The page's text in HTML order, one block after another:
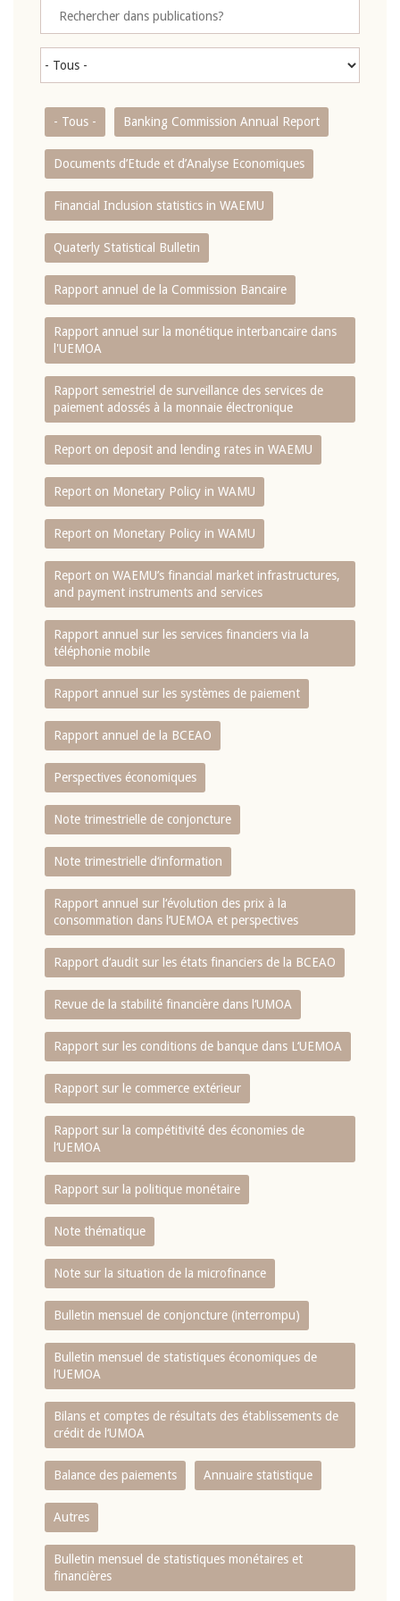
- Tous - Banking Commission Annual Report
Documents d’Etude et d’Analyse Economiques
Financial Inclusion statistics in WAEMU
Quaterly Statistical Bulletin
Rapport annuel de la Commission Bancaire
Rapport annuel sur la monétique interbancaire dans
l'UEMOA
Rapport semestriel de surveillance des services de
paiement adossés à la monnaie électronique
Report on deposit and lending rates in WAEMU
Report on Monetary Policy in WAMU
Report on Monetary Policy in WAMU
Report on WAEMU’s financial market infrastructures,
and payment instruments and services
Rapport annuel sur les services financiers via la
téléphonie mobile
Rapport annuel sur les systèmes de paiement
Rapport annuel de la BCEAO
Perspectives économiques
Note trimestrielle de conjoncture
Note trimestrielle d‘information
Rapport annuel sur l‘évolution des prix à la
consommation dans l‘UEMOA et perspectives
Rapport d‘audit sur les états financiers de la BCEAO
Revue de la stabilité financière dans l‘UMOA
Rapport sur les conditions de banque dans L‘UEMOA
Rapport sur le commerce extérieur
Rapport sur la compétitivité des économies de
l‘UEMOA
Rapport sur la politique monétaire
Note thématique
Note sur la situation de la microfinance
Bulletin mensuel de conjoncture (interrompu)
Bulletin mensuel de statistiques économiques de
l‘UEMOA
Bilans et comptes de résultats des établissements de
crédit de l‘UMOA
Balance des paiements Annuaire statistique
Autres
Bulletin mensuel de statistiques monétaires et
financières